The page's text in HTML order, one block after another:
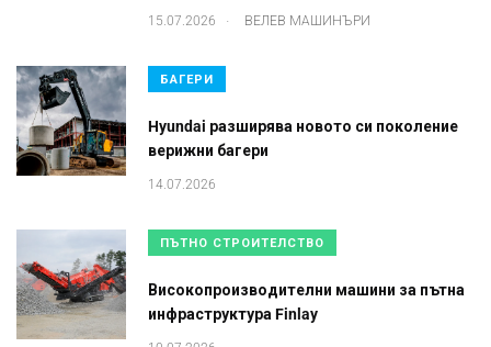
15.07.2026 . ВЕЛЕВ МАШИНЪРИ
БАГЕРИ
Hyundai разширява новото си поколение
верижни багери
14.07.2026
ПЪТНО СТРОИТЕЛСТВО
Високопроизводителни машини за пътна
инфраструктура Finlay